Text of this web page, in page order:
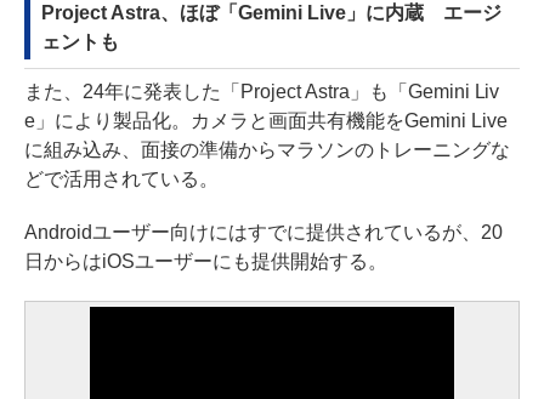
Project Astra、ほぼ「Gemini Live」に内蔵 エージ
ェントも
また、24年に発表した「Project Astra」も「Gemini Liv
e」により製品化。カメラと画面共有機能をGemini Live
に組み込み、面接の準備からマラソンのトレーニングな
どで活用されている。
Androidユーザー向けにはすでに提供されているが、20
日からはiOSユーザーにも提供開始する。